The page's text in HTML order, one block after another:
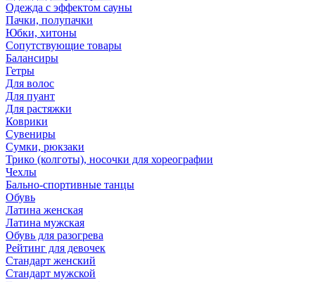
Одежда с эффектом сауны
Пачки, полупачки
Юбки, хитоны
Сопутствующие товары
Балансиры
Гетры
Для волос
Для пуант
Для растяжки
Коврики
Сувениры
Сумки, рюкзаки
Трико (колготы), носочки для хореографии
Чехлы
Бально-спортивные танцы
Обувь
Латина женская
Латина мужская
Обувь для разогрева
Рейтинг для девочек
Стандарт женский
Стандарт мужской